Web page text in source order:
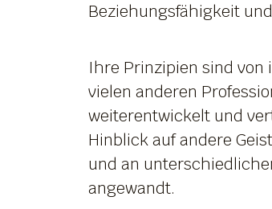
Beziehungsfähigkeit
Ihre Prinzipien sind
vielen anderen
weiterentwickelt und
Hinblick auf andere
und an
angewandt.